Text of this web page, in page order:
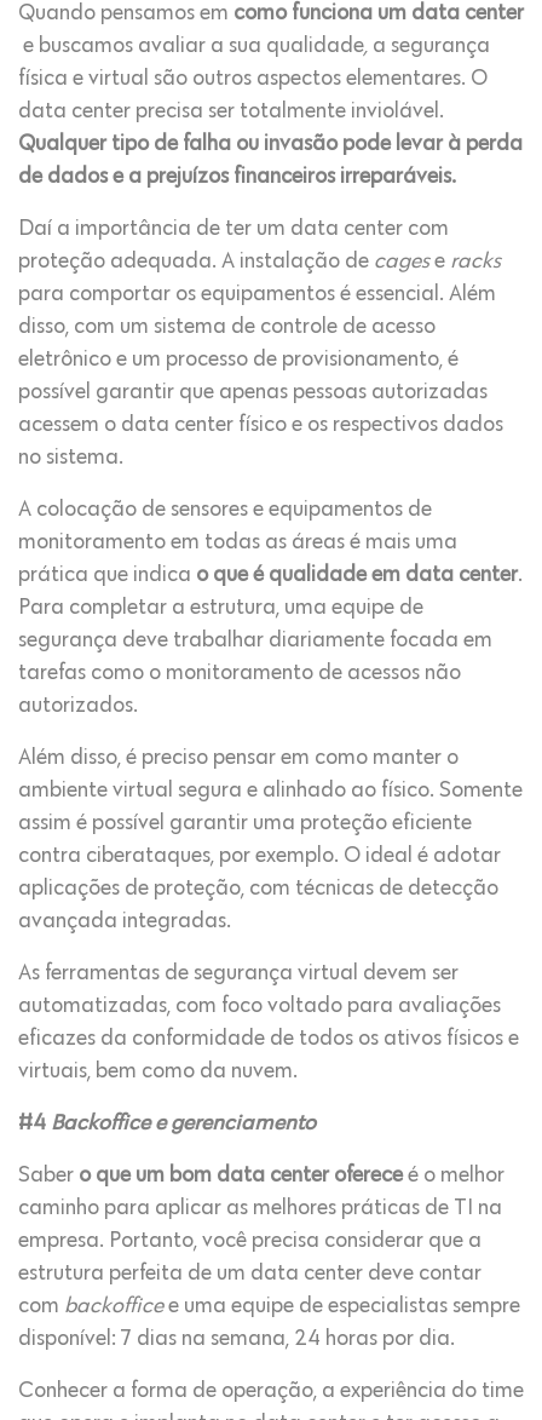
Quando pensamos em como funciona um data center
e buscamos avaliar a sua qualidade, a segurança
física e virtual são outros aspectos elementares. O
data center precisa ser totalmente inviolável.
Qualquer tipo de falha ou invasão pode levar à perda
de dados e a prejuízos financeiros irreparáveis.
Daí a importância de ter um data center com
proteção adequada. A instalação de cagese racks
para comportar os equipamentos é essencial. Além
disso, com um sistema de controle de acesso
eletrônico e um processo de provisionamento, é
possível garantir que apenas pessoas autorizadas
acessem o data center físico e os respectivos dados
no sistema.
A colocação de sensores e equipamentos de
monitoramento em todas as áreas é mais uma
prática que indica o que é qualidade em data center.
Para completar a estrutura, uma equipe de
segurança deve trabalhar diariamente focada em
tarefas como o monitoramento de acessos não
autorizados.
Além disso, é preciso pensar em como manter o
ambiente virtual segura e alinhado ao físico. Somente
assim é possível garantir uma proteção eficiente
contra ciberataques, por exemplo. O ideal é adotar
aplicações de proteção, com técnicas de detecção
avançada integradas.
As ferramentas de segurança virtual devem ser
automatizadas, com foco voltado para avaliações
eficazes da conformidade de todos os ativos físicos e
virtuais, bem como da nuvem.
#4 Backoffice e gerenciamento
Saber o que um bom data center ofereceé o melhor
caminho para aplicar as melhores práticas de TI na
empresa. Portanto, você precisa considerar que a
estrutura perfeita de um data center deve contar
com backofficee uma equipe de especialistas sempre
disponível: 7 dias na semana, 24 horas por dia.
Conhecer a forma de operação, a experiência do time